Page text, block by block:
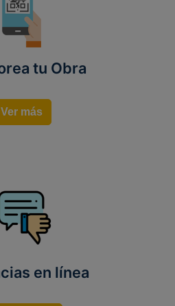
tu Obra
Ver más
en línea